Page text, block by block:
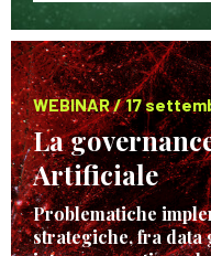
WEBINAR / 17
La
Artificiale
Problematiche
strategiche, fra data